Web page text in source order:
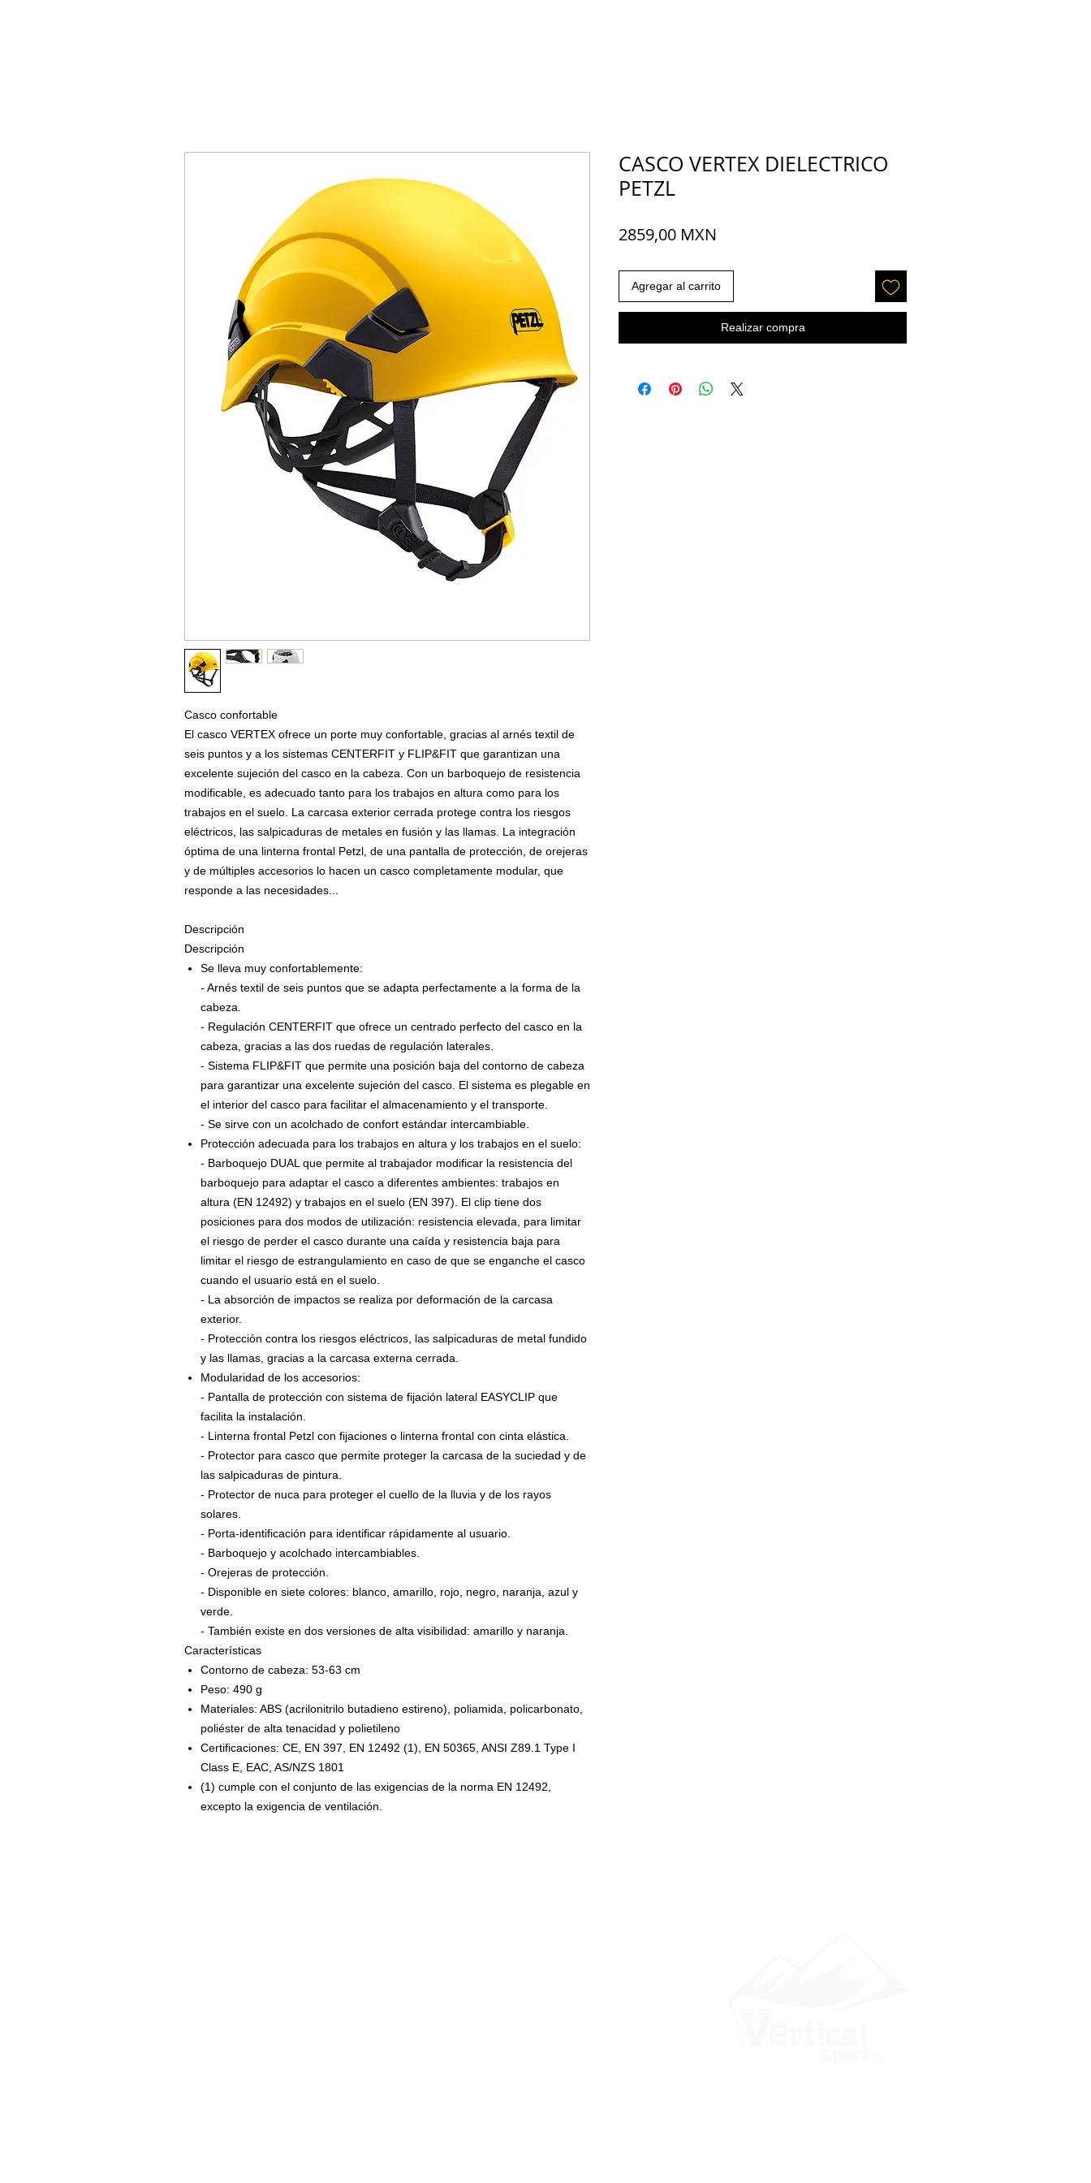
Casco confortable
El casco VERTEX ofrece un porte muy confortable, gracias al arnés textil de
seis puntos y a los sistemas CENTERFIT y FLIP&FIT que garantizan una
excelente sujeción del casco en la cabeza. Con un barboquejo de resistencia
modificable, es adecuado tanto para los trabajos en altura como para los
trabajos en el suelo. La carcasa exterior cerrada protege contra los riesgos
eléctricos, las salpicaduras de metales en fusión y las llamas. La integración
óptima de una linterna frontal Petzl, de una pantalla de protección, de orejeras
y de múltiples accesorios lo hacen un casco completamente modular, que
responde a las necesidades...
Descripción
Descripción
Se lleva muy confortablemente:
- Arnés textil de seis puntos que se adapta perfectamente a la forma de la
cabeza.
- Regulación CENTERFIT que ofrece un centrado perfecto del casco en la
cabeza, gracias a las dos ruedas de regulación laterales.
- Sistema FLIP&FIT que permite una posición baja del contorno de cabeza
para garantizar una excelente sujeción del casco. El sistema es plegable en
el interior del casco para facilitar el almacenamiento y el transporte.
- Se sirve con un acolchado de confort estándar intercambiable.
Protección adecuada para los trabajos en altura y los trabajos en el suelo:
- Barboquejo DUAL que permite al trabajador modificar la resistencia del
barboquejo para adaptar el casco a diferentes ambientes: trabajos en
altura (EN 12492) y trabajos en el suelo (EN 397). El clip tiene dos
posiciones para dos modos de utilización: resistencia elevada, para limitar
el riesgo de perder el casco durante una caída y resistencia baja para
limitar el riesgo de estrangulamiento en caso de que se enganche el casco
cuando el usuario está en el suelo.
- La absorción de impactos se realiza por deformación de la carcasa
exterior.
- Protección contra los riesgos eléctricos, las salpicaduras de metal fundido
y las llamas, gracias a la carcasa externa cerrada.
Modularidad de los accesorios:
- Pantalla de protección con sistema de fijación lateral EASYCLIP que
facilita la instalación.
- Linterna frontal Petzl con fijaciones o linterna frontal con cinta elástica.
- Protector para casco que permite proteger la carcasa de la suciedad y de
las salpicaduras de pintura.
- Protector de nuca para proteger el cuello de la lluvia y de los rayos
solares.
- Porta-identificación para identificar rápidamente al usuario.
- Barboquejo y acolchado intercambiables.
- Orejeras de protección.
- Disponible en siete colores: blanco, amarillo, rojo, negro, naranja, azul y
verde.
- También existe en dos versiones de alta visibilidad: amarillo y naranja.
Características
Contorno de cabeza: 53-63 cm
Peso: 490 g
Materiales: ABS (acrilonitrilo butadieno estireno), poliamida, policarbonato,
poliéster de alta tenacidad y polietileno
Certificaciones: CE, EN 397, EN 12492 (1), EN 50365, ANSI Z89.1 Type I
Class E, EAC, AS/NZS 1801
(1) cumple con el conjunto de las exigencias de la norma EN 12492,
excepto la exigencia de ventilación.
CASCO VERTEX DIELECTRICO
PETZL
2859,00 MXN
Agregar al carrito
Realizar compra